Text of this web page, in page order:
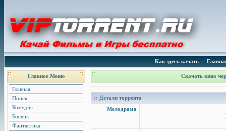
Как здесь качать•
Главное Меню
Главная
Поиск
Комедия
Боевик
Фантастика
Скачать кино
:: Детали торрента
Мелодрама